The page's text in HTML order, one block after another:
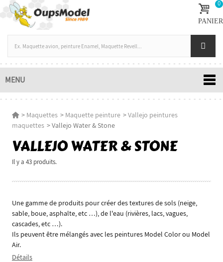
0
PANIER
MENU
> Maquettes > Maquette peinture >Vallejo peintures
maquettes >Vallejo Water & Stone
VALLEJO WATER & STONE
Il y a 43 produits.
Une gamme de produits pour créer des textures de sols (neige,
sable, boue, asphalte, etc …), de l'eau (rivières, lacs, vagues,
cascades, etc …).
Ils peuvent être mélangés avec les peintures Model Color ou Model
Air.
Détails